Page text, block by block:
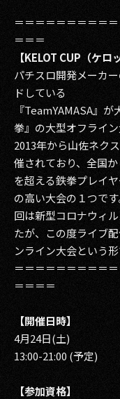
＝＝＝＝＝＝＝＝＝
＝＝＝
【KELOT CUP（ケロ
パチスロ開発メーカ
ドしている
『TeamYAMASA』
拳』の大型オフライン
2013年から山佐ネク
催されており、全国
を超える鉄拳プレイ
の高い大会の１つで
回は新型コロナウィ
たが、この度ライブ
ンライン大会という
＝＝＝＝＝＝＝＝＝
＝＝＝＝
【開催日時】
4月24日(土)
13:00-21:00 (予定)
【参加資格】